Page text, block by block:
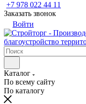
+7 978 022 44 11
Заказать звонок
Войти
Каталог
По всему сайту
По каталогу